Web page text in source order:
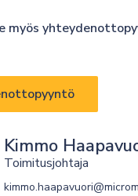
Kimmo
Toimitusjohtaja